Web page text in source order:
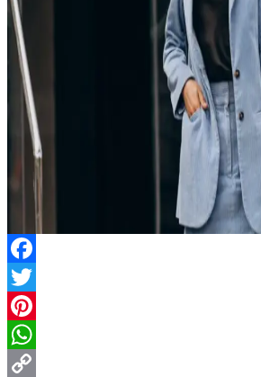
Facebook
Twitter
Pinterest
WhatsApp